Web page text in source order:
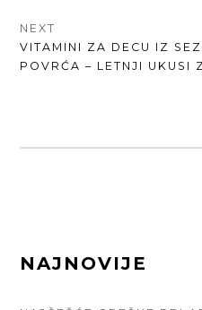
NEXT
NEXT
POST:
VITAMINI ZA DECU IZ
POVRĆA – LETNJI UKUSI
FOOTER
NAJNOVIJE